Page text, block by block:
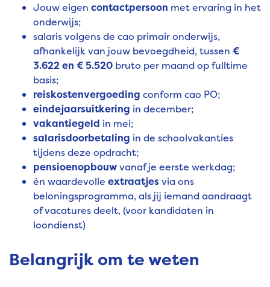
Jouw eigen contactpersoon met ervaring in het
onderwijs;
salaris volgens de cao primair onderwijs,
afhankelijk van jouw bevoegdheid, tussen €
3.622 en € 5.520 bruto per maand op fulltime
basis;
reiskostenvergoeding conform cao PO;
eindejaarsuitkering in december;
vakantiegeld in mei;
salarisdoorbetaling in de schoolvakanties
tijdens deze opdracht;
pensioenopbouwvanaf je eerste werkdag;
én waardevolle extraatjesvia ons
beloningsprogramma, als jij iemand aandraagt
of vacatures deelt, (voor kandidaten in
loondienst)
Belangrijk om te weten